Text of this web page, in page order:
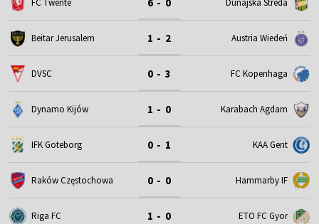
FC Twente Dunajska Streda
Beitar Jerusalem 1 - 2 Austria Wiedeń
DVSC 0 - 3 FC Kopenhaga
Dynamo Kijów 1 - 0 Karabach Agdam
IFK Goteborg 0 - 1 KAA Gent
Raków Częstochowa 0 - 0 Hammarby IF
Riga FC 1 - 0 ETO FC Gyor